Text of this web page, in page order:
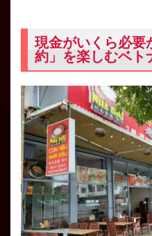
現金がいくら必要
約」を楽しむベト